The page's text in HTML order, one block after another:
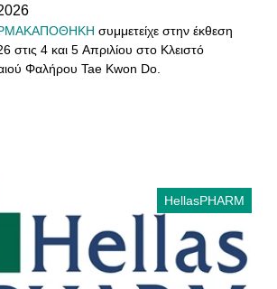
συμμετείχε στην έκθεση
στις 4 και 5 Απριλίου στο Κλειστό
Φαλήρου Tae Kwon Do.
HellasPHARM